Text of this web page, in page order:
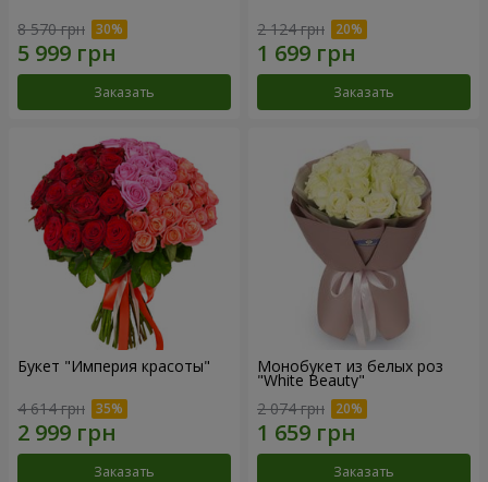
8 570 грн
Заказать
2 124 грн
Заказать
Букет "Империя красоты"
4 614 грн
Заказать
Монобукет из белых роз
"White Beauty"
2 074 грн
Заказать